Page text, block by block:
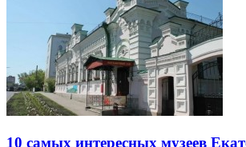
10 самых интересных музеев